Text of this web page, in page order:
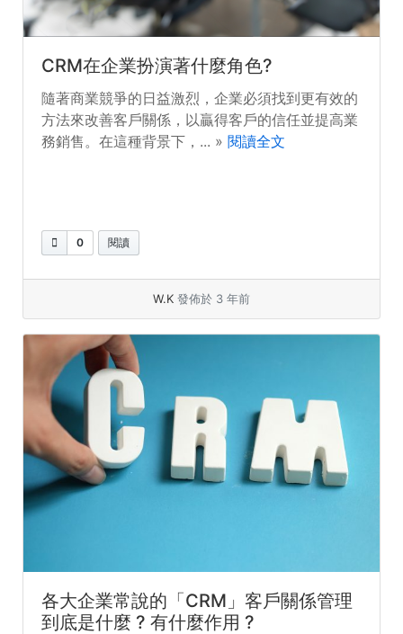
CRM在企業扮演著什麼角色?
隨著商業競爭的日益激烈，企業必須找到更有效的
方法來改善客戶關係，以贏得客戶的信任並提高業
務銷售。在這種背景下，... » 閱讀全文
0 閱讀
W.K 發佈於 3 年前
各大企業常說的「CRM」客戶關係管理
到底是什麼 ? 有什麼作用 ?